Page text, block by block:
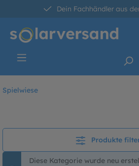
springen
Dein Fachhändler aus
30 Tage kostenlose
Spielwiese
Produkte
Diese Kategorie wurde neu